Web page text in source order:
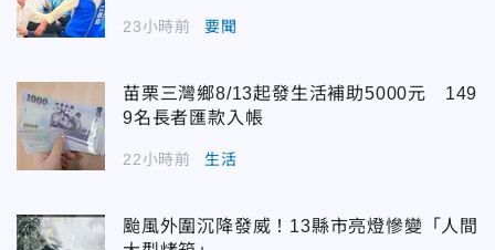
23小時前 要聞
苗栗三灣鄉8/13起發生活補助5000元 149
9名長者匯款入帳
22小時前 生活
颱風外圍沉降發威！13縣市亮燈慘變「人間